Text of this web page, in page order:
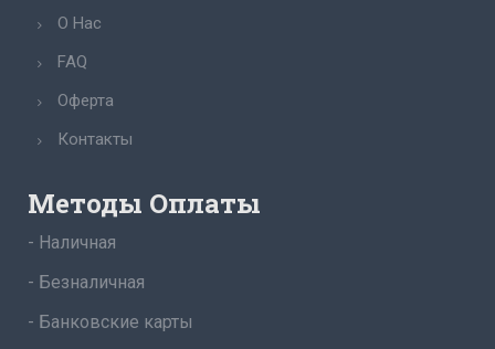
О Нас
FAQ
Оферта
Контакты
Методы Оплаты
- Наличная
- Безналичная
- Банковские карты